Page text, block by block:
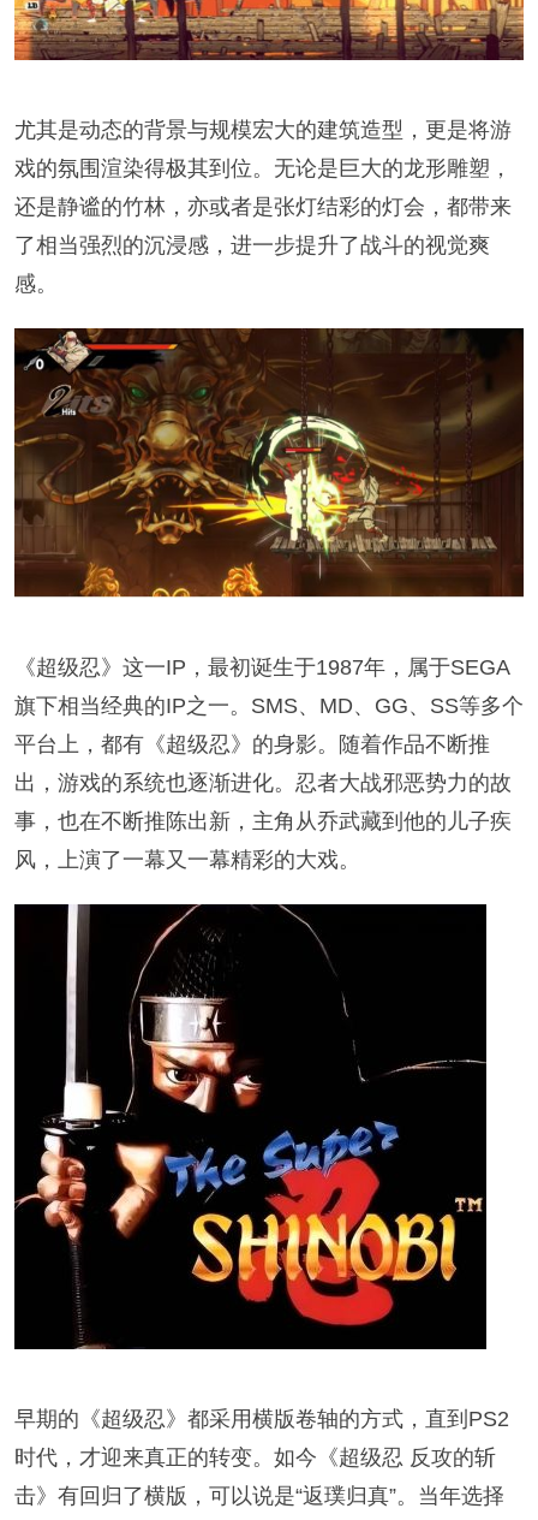
尤其是动态的背景与规模宏大的建筑造型，更是将游
戏的氛围渲染得极其到位。无论是巨大的龙形雕塑，
还是静谧的竹林，亦或者是张灯结彩的灯会，都带来
了相当强烈的沉浸感，进一步提升了战斗的视觉爽
感。
《超级忍》这一IP，最初诞生于1987年，属于SEGA
旗下相当经典的IP之一。SMS、MD、GG、SS等多个
平台上，都有《超级忍》的身影。随着作品不断推
出，游戏的系统也逐渐进化。忍者大战邪恶势力的故
事，也在不断推陈出新，主角从乔武藏到他的儿子疾
风，上演了一幕又一幕精彩的大戏。
早期的《超级忍》都采用横版卷轴的方式，直到PS2
时代，才迎来真正的转变。如今《超级忍 反攻的斩
击》有回归了横版，可以说是“返璞归真”。当年选择